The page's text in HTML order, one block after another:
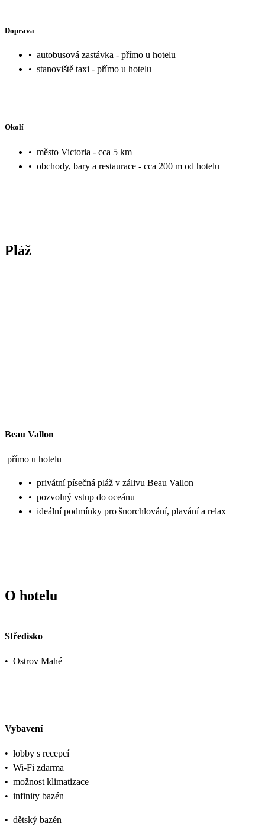
Doprava
• autobusová zastávka - přímo u hotelu
• stanoviště taxi - přímo u hotelu
Okolí
• město Victoria - cca 5 km
• obchody, bary a restaurace - cca 200 m od hotelu
Pláž
Beau Vallon
přímo u hotelu
• privátní písečná pláž v zálivu Beau Vallon
• pozvolný vstup do oceánu
• ideální podmínky pro šnorchlování, plavání a relax
O hotelu
Středisko
• Ostrov Mahé
Vybavení
• lobby s recepcí
• Wi-Fi zdarma
• možnost klimatizace
• infinity bazén
• dětský bazén